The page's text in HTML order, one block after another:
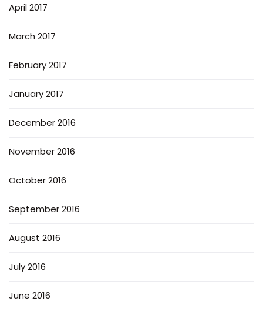
April 2017
March 2017
February 2017
January 2017
December 2016
November 2016
October 2016
September 2016
August 2016
July 2016
June 2016